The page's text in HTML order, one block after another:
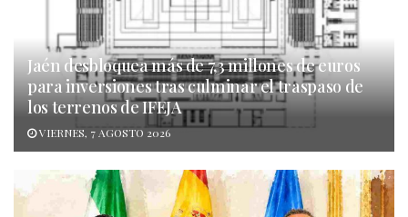
Jaén desbloquea más de 7,3 millones de euros
para inversiones tras culminar el traspaso de
los terrenos de IFEJA
VIERNES, 7 AGOSTO 2026